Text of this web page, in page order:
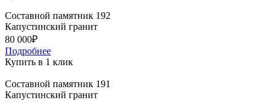
Составной памятник 192
Капустинский гранит
80 000₽
Подробнее
Купить в 1 клик
Составной памятник 191
Капустинский гранит